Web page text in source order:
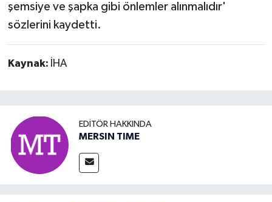
şemsiye ve şapka gibi önlemler alınmalıdır'
sözlerini kaydetti.
Kaynak: İHA
EDITÖR HAKKINDA
MERSIN TIME